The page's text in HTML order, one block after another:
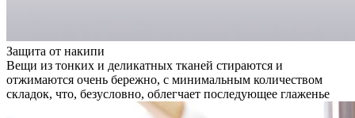
Защита от накипи
Вещи из тонких и деликатных тканей стираются и
отжимаются очень бережно, с минимальным количеством
складок, что, безусловно, облегчает последующее глаженье